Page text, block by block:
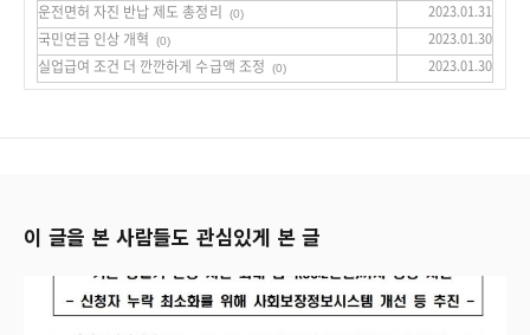
운전면허 자진 반납 제도 총정리 (0) 2023.01.31
국민연금 인상 개혁 (0) 2023.01.30
실업급여 조건 더 깐깐하게 수급액 조정 (0) 2023.01.30
이 글을 본 사람들도 관심있게 본 글